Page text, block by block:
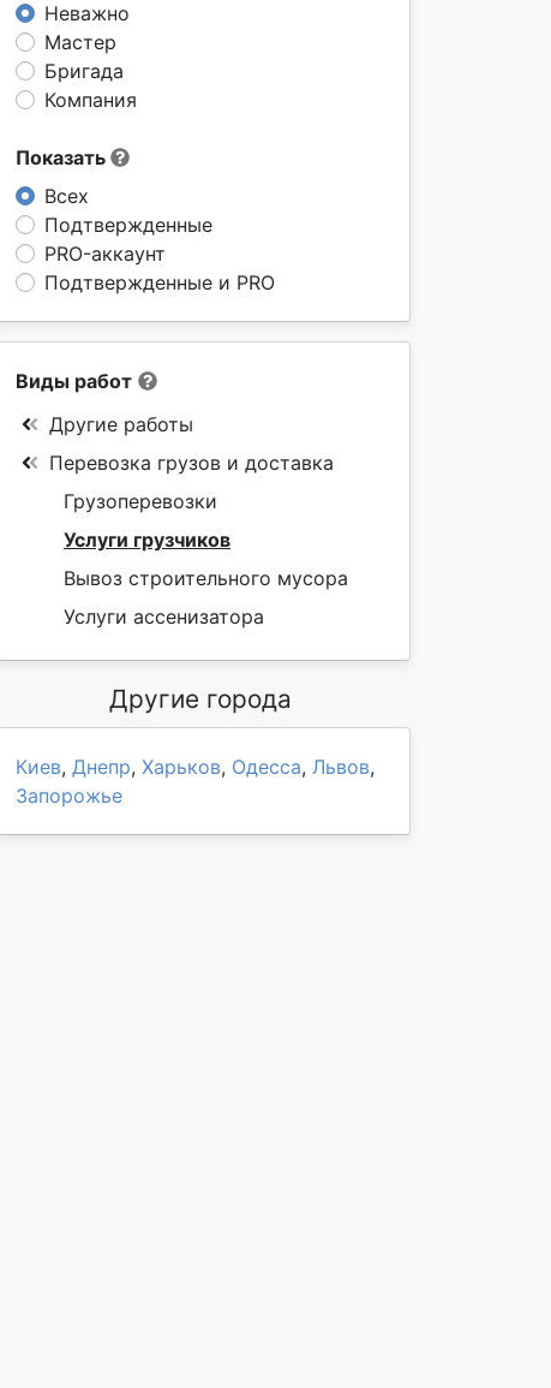
Неважно
Мастер
Бригада
Компания
Показать
Всех
Подтвержденные
PRO-аккаунт
Подтвержденные и PRO
Виды работ
Другие работы
Перевозка грузов и доставка
Грузоперевозки
Услуги грузчиков
Вывоз строительного мусора
Услуги ассенизатора
Другие города
Киев, Днепр, Харьков, Одесса, Львов,
Запорожье